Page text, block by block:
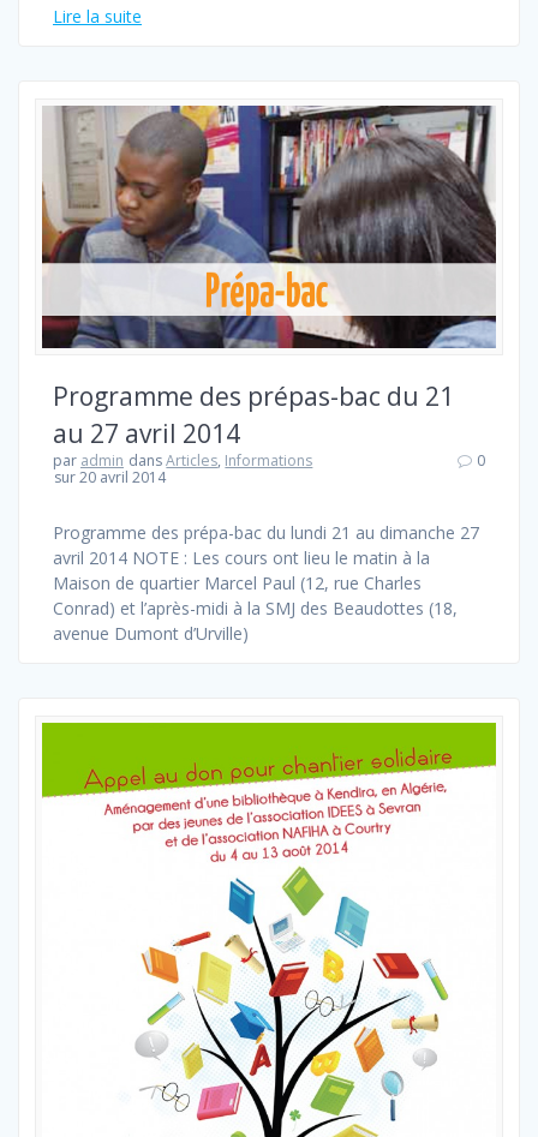
Lire la suite
Programme des prépas-bac du 21
au 27 avril 2014
par admin dansArticles, Informations
sur 20 avril 2014
0
Programme des prépa-bac du lundi 21 au dimanche 27
avril 2014 NOTE : Les cours ont lieu le matin à la
Maison de quartier Marcel Paul (12, rue Charles
Conrad) et l’après-midi à la SMJ des Beaudottes (18,
avenue Dumont d’Urville)